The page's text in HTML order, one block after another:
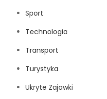
Sport
Technologia
Transport
Turystyka
Ukryte Zajawki